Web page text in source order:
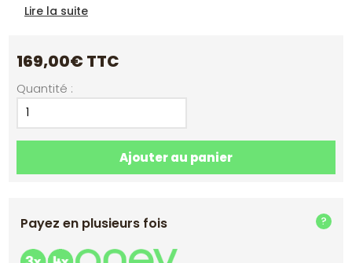
Lire la suite
169,00€ TTC
Quantité :
Payez en plusieurs fois